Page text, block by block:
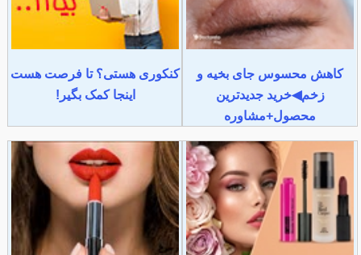
کاهش محسوس جای بخیه و
زخم◀خرید جدیدترین
محصول+مشاوره
کنکوری هستی؟ تا فرصت هست
اینجا کمک بگیر!